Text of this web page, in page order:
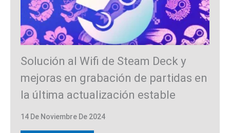
Solución al Wifi de Steam Deck y
mejoras en grabación de partidas en
la última actualización estable
14 De Noviembre De 2024